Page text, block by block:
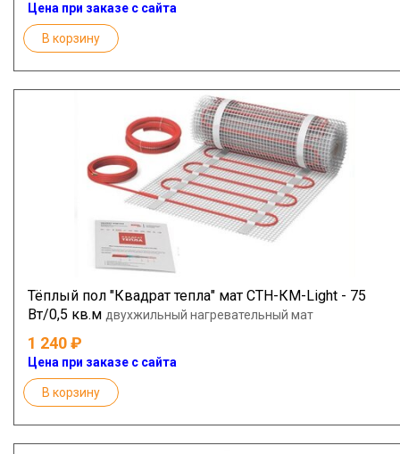
Цена при заказе с сайта
В корзину
Тёплый пол "Квадрат тепла" мат СТН-КМ-Light - 75
Вт/0,5 кв.м двухжильный нагревательный мат
1 240
Цена при заказе с сайта
В корзину